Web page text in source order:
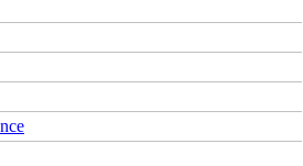
Na Uy
Rumany
San Marino
Slovakia
Slovenia